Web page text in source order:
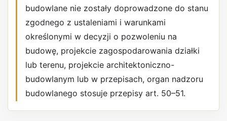
budowlane nie zostały doprowadzone do stanu
zgodnego z ustaleniami i warunkami
określonymi w decyzji o pozwoleniu na
budowę, projekcie zagospodarowania działki
lub terenu, projekcie architektoniczno-
budowlanym lub w przepisach, organ nadzoru
budowlanego stosuje przepisy art. 50–51.